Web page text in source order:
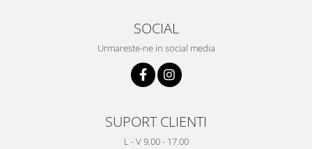
SOCIAL
Urmareste-ne in social media
SUPORT CLIENTI
L - V 9.00 - 17.00